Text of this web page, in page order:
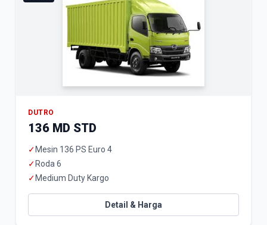
DUTRO
136 MD STD
✓ Mesin 136 PS Euro 4
✓ Roda 6
✓ Medium Duty Kargo
Detail & Harga